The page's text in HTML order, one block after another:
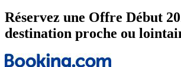
Réservez une Offre Début
destination proche ou